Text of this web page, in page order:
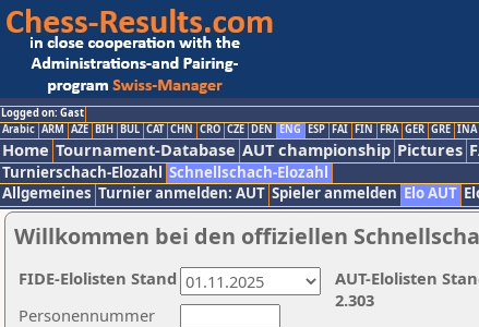
Logged on: Gast
Arabic ARM AZE BIH BUL CAT CHN CRO CZE DEN ENG ESP FAI FIN FRA GER GRE INA
Home Tournament-Database AUT championship Pictures
Turnierschach-Elozahl Schnellschach-Elozahl
Allgemeines Turnier anmelden: AUT Spieler anmelden Elo AUT
Willkommen bei den offiziellen
Personennummer
AUT-Elolisten
2.303
FIDE-Elolisten Stand